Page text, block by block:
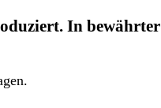
In bewährter